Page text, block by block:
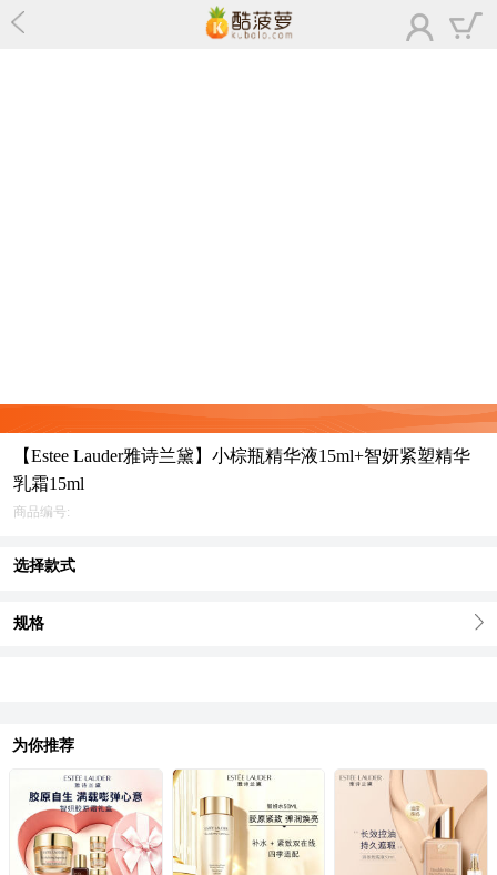
【Estee Lauder雅诗兰黛】小棕瓶精华液15ml+智妍紧塑精华
乳霜15ml
商品编号:
选择款式
规格
为你推荐